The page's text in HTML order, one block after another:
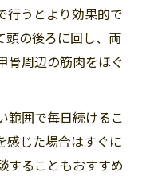
行うとより効果的で
頭の後ろに回し、両
骨周辺の筋肉をほぐ
範囲で毎日続けるこ
感じた場合はすぐに
することもおすすめ